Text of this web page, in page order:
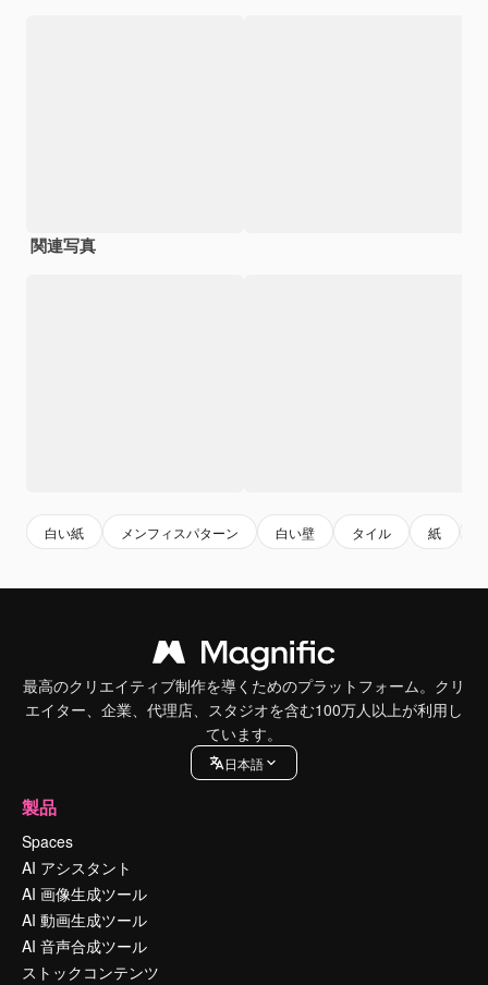
関連写真
白い紙 メンフィスパターン 白い壁 タイル 紙
最高のクリエイティブ制作を導くためのプラットフォーム。クリ
エイター、企業、代理店、スタジオを含む100万人以上が利用し
ています。
日本語
製品
Spaces
AI アシスタント
AI 画像生成ツール
AI 動画生成ツール
AI 音声合成ツール
ストックコンテンツ